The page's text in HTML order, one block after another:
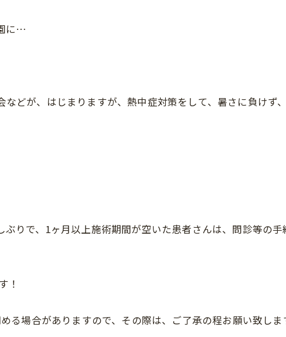
に…
どが、はじまりますが、熱中症対策をして、暑さに負けず
りで、1ヶ月以上施術期間が空いた患者さんは、問診等の
！
る場合がありますので、その際は、ご了承の程お願い致しま